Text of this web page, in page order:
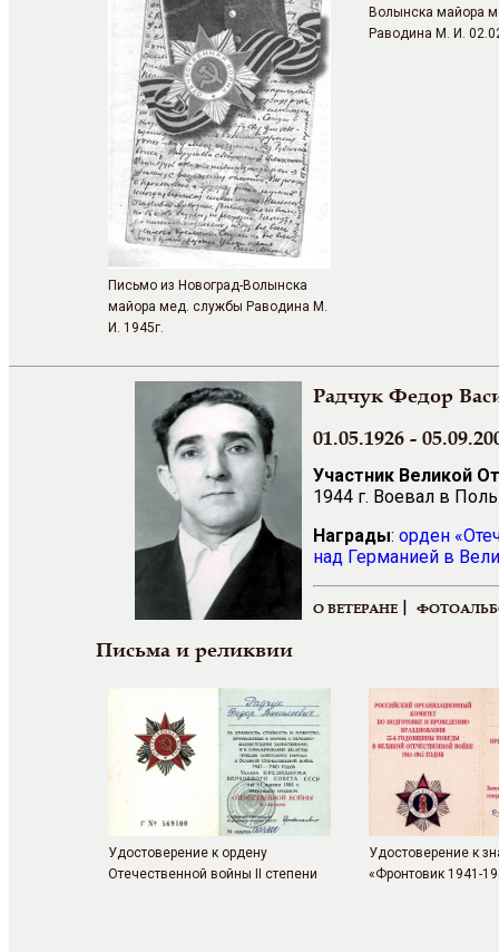
Письмо из Новоград-Волынска
майора мед. службы Раводина М.
И. 1945г.
Волынска майора
Раводина М. И.
Радчук Федор
01.05.1926 -
Участник Великой
1944 г. Воевал в
Награды: орден
над Германией в
О ВЕТЕРАНЕ |
Письма и реликвии
Удостоверение к ордену
Отечественной войны II степени
Удостоверение к
«Фронтовик 1941-